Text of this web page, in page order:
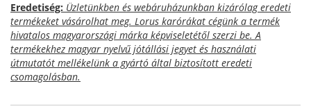
Eredetiség: Üzletünkben és webáruházunkban kizárólag eredeti
termékeket vásárolhat meg. Lorus karórákat cégünk a termék
hivatalos magyarországi márka képviseletétől szerzi be. A
termékekhez magyar nyelvű jótállási jegyet és használati
útmutatót mellékelünk a gyártó által biztosított eredeti
csomagolásban.